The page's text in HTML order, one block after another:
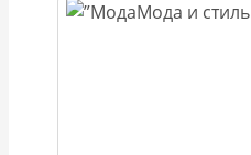
Мода и стиль